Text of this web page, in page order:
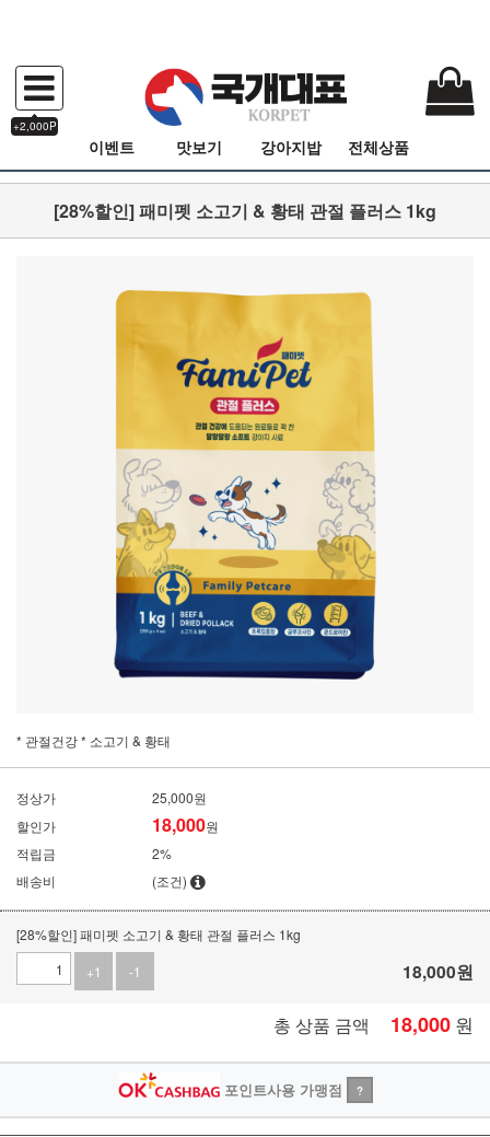
+2,000P
이벤트 맛보기 강아지밥 전체상품
[28%할인] 패미펫 소고기 & 황태 관절 플러스 1kg
* 관절건강 * 소고기 & 황태
정상가
25,000원
할인가
18,000원
적립금
2%
배송비
(조건)
[28%할인] 패미펫 소고기 & 황태 관절 플러스 1kg
+1
-1 18,000원
총 상품 금액 18,000 원
포인트사용 가맹점 ?